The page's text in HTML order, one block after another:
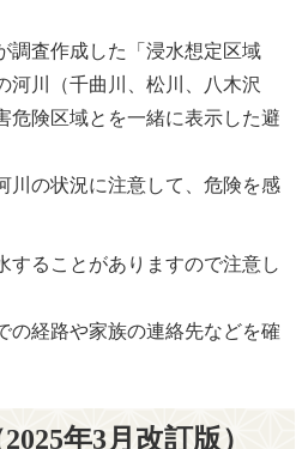
調査作成した「浸水想定区域
河川（千曲川、松川、八木沢
危険区域とを一緒に表示した避
川の状況に注意して、危険を感
することがありますので注意し
の経路や家族の連絡先などを確
年3月改訂版）